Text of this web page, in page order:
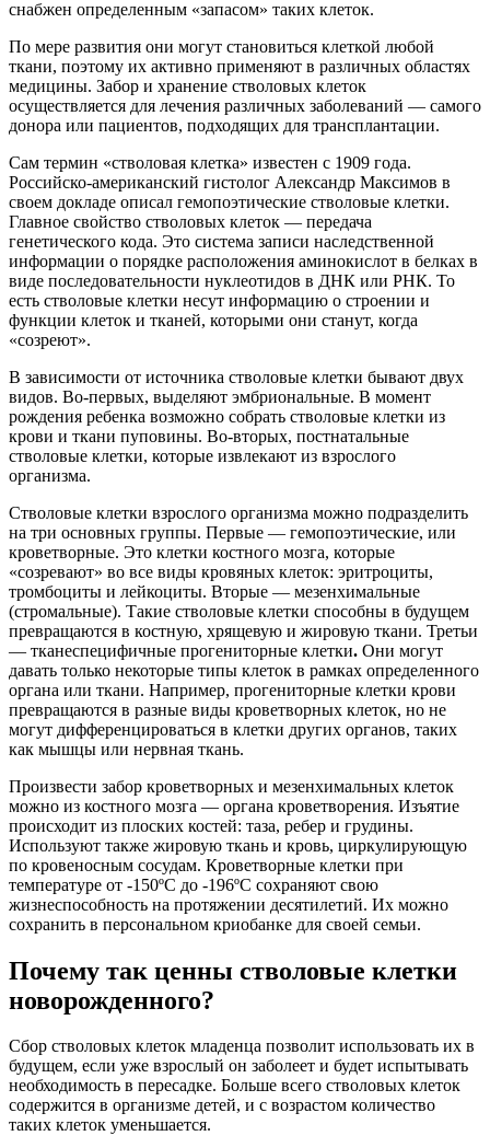
снабжен определенным «запасом» таких клеток.
По мере развития они могут становиться клеткой любой
ткани, поэтому их активно применяют в различных областях
медицины. Забор и хранение стволовых клеток
осуществляется для лечения различных заболеваний — самого
донора или пациентов, подходящих для трансплантации.
Сам термин «стволовая клетка» известен с 1909 года.
Российско-американский гистолог Александр Максимов в
своем докладе описал гемопоэтические стволовые клетки.
Главное свойство стволовых клеток — передача
генетического кода. Это система записи наследственной
информации о порядке расположения аминокислот в белках в
виде последовательности нуклеотидов в ДНК или РНК. То
есть стволовые клетки несут информацию о строении и
функции клеток и тканей, которыми они станут, когда
«созреют».
В зависимости от источника стволовые клетки бывают двух
видов. Во-первых, выделяют эмбриональные. В момент
рождения ребенка возможно собрать стволовые клетки из
крови и ткани пуповины. Во-вторых, постнатальные
стволовые клетки, которые извлекают из взрослого
организма.
Стволовые клетки взрослого организма можно подразделить
на три основных группы. Первые — гемопоэтические, или
кроветворные. Это клетки костного мозга, которые
«созревают» во все виды кровяных клеток: эритроциты,
тромбоциты и лейкоциты. Вторые — мезенхимальные
(стромальные). Такие стволовые клетки способны в будущем
превращаются в костную, хрящевую и жировую ткани. Третьи
— тканеспецифичные прогениторные клетки. Они могут
давать только некоторые типы клеток в рамках определенного
органа или ткани. Например, прогениторные клетки крови
превращаются в разные виды кроветворных клеток, но не
могут дифференцироваться в клетки других органов, таких
как мышцы или нервная ткань.
Произвести забор кроветворных и мезенхимальных клеток
можно из костного мозга — органа кроветворения. Изъятие
происходит из плоских костей: таза, ребер и грудины.
Используют также жировую ткань и кровь, циркулирующую
по кровеносным сосудам. Кроветворные клетки при
температуре от -150ºС до -196ºС сохраняют свою
жизнеспособность на протяжении десятилетий. Их можно
сохранить в персональном криобанке для своей семьи.
Почему так ценны стволовые клетки
новорожденного?
Сбор стволовых клеток младенца позволит использовать их в
будущем, если уже взрослый он заболеет и будет испытывать
необходимость в пересадке. Больше всего стволовых клеток
содержится в организме детей, и с возрастом количество
таких клеток уменьшается.